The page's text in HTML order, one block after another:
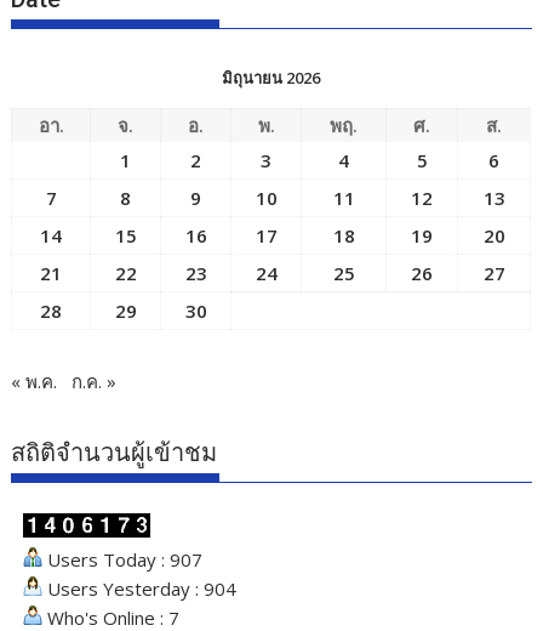
มิถุนายน 2026
อา. จ. อ. พ. พฤ. ศ.
ส.
1
2 3 4 5
6
7
8 9 10 11 12
13
14
15 16 17 18 19
20
21
22 23 24 25 26
27
28
29 30
« พ.ค. ก.ค. »
สถิติจำนวนผู้เข้าชม
Users Today : 907
Users Yesterday : 904
Who's Online : 7